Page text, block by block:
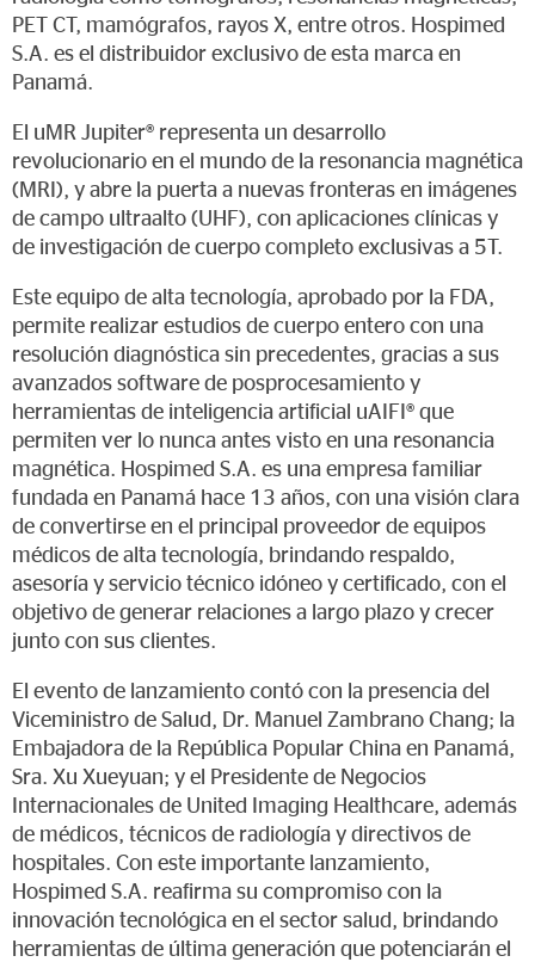
PET CT, mamógrafos, rayos X, entre otros. Hospimed
S.A. es el distribuidor exclusivo de esta marca en
Panamá.
El uMR Jupiter® representa un desarrollo
revolucionario en el mundo de la resonancia magnética
(MRI), y abre la puerta a nuevas fronteras en imágenes
de campo ultraalto (UHF), con aplicaciones clínicas y
de investigación de cuerpo completo exclusivas a 5T.
Este equipo de alta tecnología, aprobado por la FDA,
permite realizar estudios de cuerpo entero con una
resolución diagnóstica sin precedentes, gracias a sus
avanzados software de posprocesamiento y
herramientas de inteligencia artificial uAIFI® que
permiten ver lo nunca antes visto en una resonancia
magnética. Hospimed S.A. es una empresa familiar
fundada en Panamá hace 13 años, con una visión clara
de convertirse en el principal proveedor de equipos
médicos de alta tecnología, brindando respaldo,
asesoría y servicio técnico idóneo y certificado, con el
objetivo de generar relaciones a largo plazo y crecer
junto con sus clientes.
El evento de lanzamiento contó con la presencia del
Viceministro de Salud, Dr. Manuel Zambrano Chang; la
Embajadora de la República Popular China en Panamá,
Sra. Xu Xueyuan; y el Presidente de Negocios
Internacionales de United Imaging Healthcare, además
de médicos, técnicos de radiología y directivos de
hospitales. Con este importante lanzamiento,
Hospimed S.A. reafirma su compromiso con la
innovación tecnológica en el sector salud, brindando
herramientas de última generación que potenciarán el